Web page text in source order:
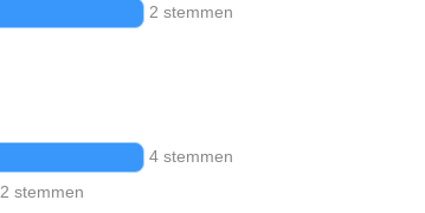
2 stemmen
4 stemmen
2 stemmen